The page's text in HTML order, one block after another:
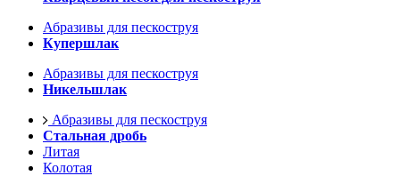
Абразивы для пескоструя
Купершлак
Абразивы для пескоструя
Никельшлак
Абразивы для пескоструя
Стальная дробь
Литая
Колотая